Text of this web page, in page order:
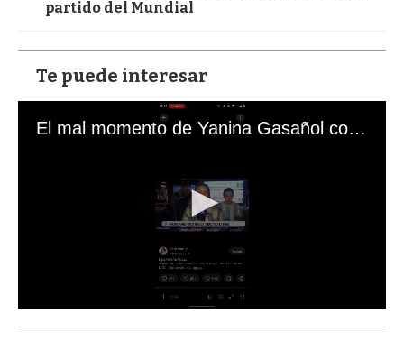
partido del Mundial
Te puede interesar
El mal momento de Yanina Gasañol con un hincha argentino en "Subrayado"
s